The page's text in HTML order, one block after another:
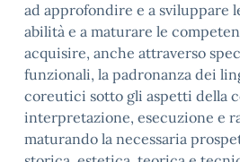
ad approfondire e a sviluppare
abilità e a maturare le
acquisire, anche attraverso
funzionali, la padronanza dei
coreutici sotto gli aspetti della
interpretazione, esecuzione e
maturando la necessaria